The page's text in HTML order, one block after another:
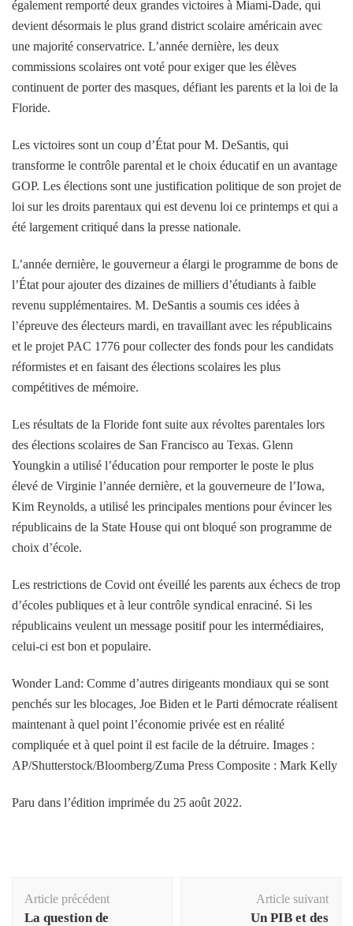
également remporté deux grandes victoires à Miami-Dade, qui
devient désormais le plus grand district scolaire américain avec
une majorité conservatrice. L’année dernière, les deux
commissions scolaires ont voté pour exiger que les élèves
continuent de porter des masques, défiant les parents et la loi de la
Floride.
Les victoires sont un coup d’État pour M. DeSantis, qui
transforme le contrôle parental et le choix éducatif en un avantage
GOP. Les élections sont une justification politique de son projet de
loi sur les droits parentaux qui est devenu loi ce printemps et qui a
été largement critiqué dans la presse nationale.
L’année dernière, le gouverneur a élargi le programme de bons de
l’État pour ajouter des dizaines de milliers d’étudiants à faible
revenu supplémentaires. M. DeSantis a soumis ces idées à
l’épreuve des électeurs mardi, en travaillant avec les républicains
et le projet PAC 1776 pour collecter des fonds pour les candidats
réformistes et en faisant des élections scolaires les plus
compétitives de mémoire.
Les résultats de la Floride font suite aux révoltes parentales lors
des élections scolaires de San Francisco au Texas. Glenn
Youngkin a utilisé l’éducation pour remporter le poste le plus
élevé de Virginie l’année dernière, et la gouverneure de l’Iowa,
Kim Reynolds, a utilisé les principales mentions pour évincer les
républicains de la State House qui ont bloqué son programme de
choix d’école.
Les restrictions de Covid ont éveillé les parents aux échecs de trop
d’écoles publiques et à leur contrôle syndical enraciné. Si les
républicains veulent un message positif pour les intermédiaires,
celui-ci est bon et populaire.
Wonder Land: Comme d’autres dirigeants mondiaux qui se sont
penchés sur les blocages, Joe Biden et le Parti démocrate réalisent
maintenant à quel point l’économie privée est en réalité
compliquée et à quel point il est facile de la détruire. Images :
AP/Shutterstock/Bloomberg/Zuma Press Composite : Mark Kelly
Paru dans l’édition imprimée du 25 août 2022.
d'article
Article précédent
La question de
Article suivant
Un PIB et des